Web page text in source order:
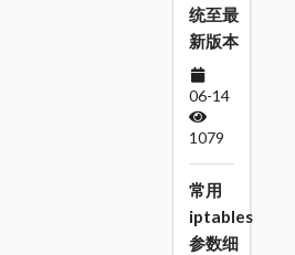
统至最
新版本
06-14
1079
常用
iptables
参数细